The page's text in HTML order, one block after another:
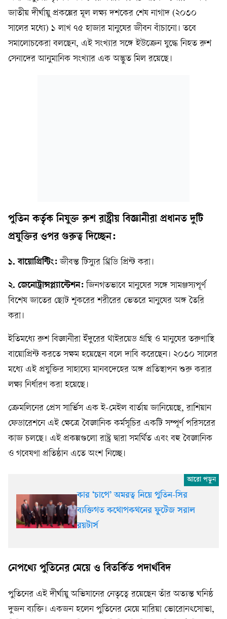
জাতীয় দীর্ঘায়ু প্রকল্পের মূল লক্ষ্য দশকের শেষ নাগাদ (২০৩০
সালের মধ্যে) ১ লাখ ৭৫ হাজার মানুষের জীবন বাঁচানো। তবে
সমালোচকেরা বলছেন, এই সংখ্যার সঙ্গে ইউক্রেন যুদ্ধে নিহত রুশ
সেনাদের আনুমানিক সংখ্যার এক অদ্ভুত মিল রয়েছে।
পুতিন কর্তৃক নিযুক্ত রুশ রাষ্ট্রীয় বিজ্ঞানীরা প্রধানত দুটি
প্রযুক্তির ওপর গুরুত্ব দিচ্ছেন:
১. বায়োপ্রিন্টিং: জীবন্ত টিস্যুর থ্রিডি প্রিন্ট করা।
২. জেনোট্রান্সপ্ল্যান্টেশন: জিনগতভাবে মানুষের সঙ্গে সামঞ্জস্যপূর্ণ
বিশেষ জাতের ছোট শূকরের শরীরের ভেতরে মানুষের অঙ্গ তৈরি
করা।
ইতিমধ্যে রুশ বিজ্ঞানীরা ইঁদুরের থাইরয়েড গ্রন্থি ও মানুষের তরুণাস্থি
বায়োপ্রিন্ট করতে সক্ষম হয়েছেন বলে দাবি করেছেন। ২০৩০ সালের
মধ্যে এই প্রযুক্তির সাহায্যে মানবদেহের অঙ্গ প্রতিস্থাপন শুরু করার
লক্ষ্য নির্ধারণ করা হয়েছে।
ক্রেমলিনের প্রেস সার্ভিস এক ই-মেইল বার্তায় জানিয়েছে, রাশিয়ান
ফেডারেশনে এই ক্ষেত্রে বৈজ্ঞানিক কর্মসূচির একটি সম্পূর্ণ পরিসরের
কাজ চলছে। এই প্রকল্পগুলো রাষ্ট্র দ্বারা সমর্থিত এবং বহু বৈজ্ঞানিক
ও গবেষণা প্রতিষ্ঠান এতে অংশ নিচ্ছে।
কার ‘চাপে’ অমরত্ব নিয়ে পুতিন-সির
ব্যক্তিগত কথোপকথনের ফুটেজ সরাল
রয়টার্স
নেপথ্যে পুতিনের মেয়ে ও বিতর্কিত পদার্থবিদ
পুতিনের এই দীর্ঘায়ু অভিযানের নেতৃত্বে রয়েছেন তাঁর অত্যন্ত ঘনিষ্ঠ
দুজন ব্যক্তি। একজন হলেন পুতিনের মেয়ে মারিয়া ভোরোনৎসোভা,